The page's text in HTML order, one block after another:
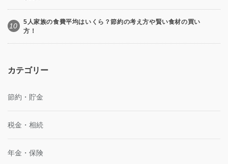
10
5人家族の食費平均はいくら？節約の考え方や賢い食材の買い
方！
カテゴリー
節約・貯金
税金・相続
年金・保険